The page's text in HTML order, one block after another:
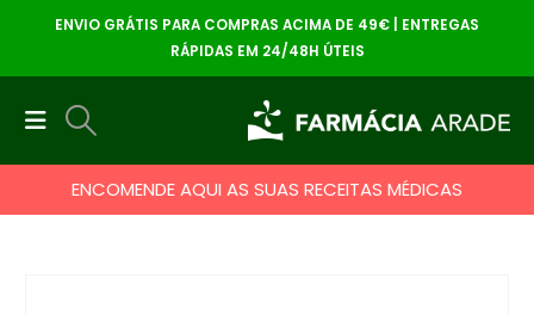
ENVIO GRÁTIS PARA COMPRAS ACIMA DE 49€ | ENTREGAS
RÁPIDAS EM 24/48H ÚTEIS
ENCOMENDE AQUI AS SUAS RECEITAS MÉDICAS